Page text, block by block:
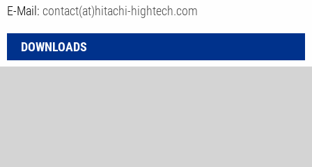
E-Mail: contact(at)hitachi-hightech.com
DOWNLOADS